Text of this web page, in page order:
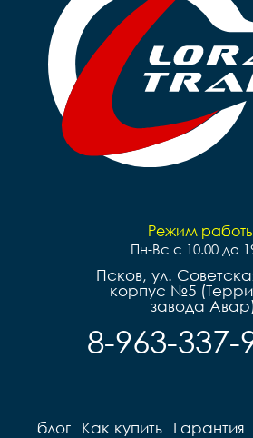
Режим
Пн-Вс с 10.00 до
Псков, ул.
корпус №5
завода Авар)
8-963-337-
блог Как купить Гарантия